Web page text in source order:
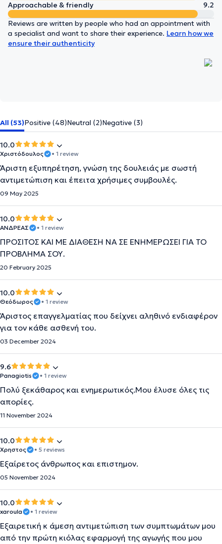
Approachable & friendly
9.2
Reviews are written by people who had an appointment with
a specialist and want to share their experience. Learn how we
ensure their authenticity
All (53)Positive (48)Neutral (2)Negative (3)
10.0
Χριστόδουλος • 1 review
Άριστη εξυπηρέτηση, γνώση της δουλειάς με σωστή
αντιμετώπιση και έπειτα χρήσιμες συμβουλές.
09 May 2025
10.0
ΑΝΔΡΕΑΣ • 1 review
ΠΡΟΣΙΤΟΣ ΚΑΙ ΜΕ ΔΙΑΘΕΣΗ ΝΑ ΣΕ ΕΝΗΜΕΡΩΣΕΙ ΓΙΑ ΤΟ
ΠΡΟΒΛΗΜΑ ΣΟΥ.
20 February 2025
10.0
Θεόδωρος • 1 review
Άριστος επαγγελματίας που δείχνει αληθινό ενδιαφέρον
για τον κάθε ασθενή του.
03 December 2024
9.6
Panagiotis • 1 review
Πολύ ξεκάθαρος και ενημερωτικός.Μου έλυσε όλες τις
απορίες.
11 November 2024
10.0
Χρηστος • 5 reviews
Εξαίρετος άνθρωπος και επιστημον.
05 November 2024
10.0
xaroula • 1 review
Εξαιρετική κ άμεση αντιμετώπιση των συμπτωμάτων μου
από την πρώτη κιόλας εφαρμογή της αγωγής που μου